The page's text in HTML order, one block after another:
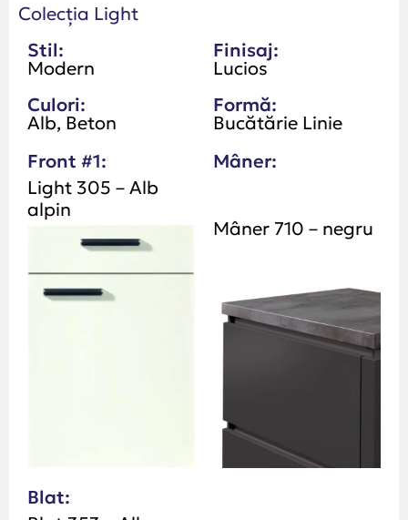
Colecția Light
Stil:
Modern
Finisaj:
Lucios
Culori:
Alb, Beton
Formă:
Bucătărie Linie
Front #1:
Light 305 – Alb
alpin
Mâner:
Mâner 710 – negru
Blat: